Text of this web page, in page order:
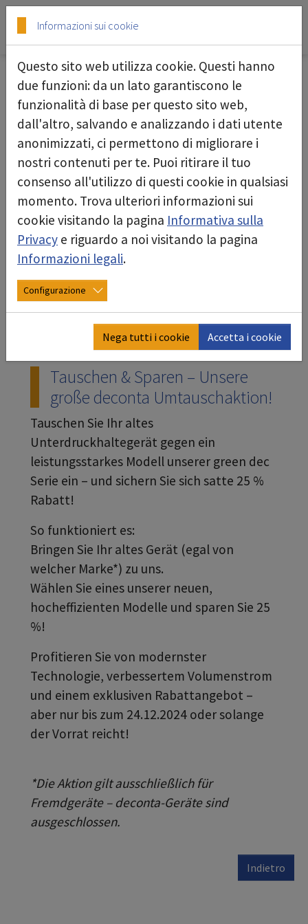
Skip to main content
Skip to page footer
24/12/2024
Tauschen & Sparen – Unsere
große deconta Umtauschaktion!
Tauschen Sie Ihr altes
Unterdruckhaltegerät gegen ein
leistungsstarkes Modell unserer green dec
Serie ein – und sichern Sie sich satte 25 %
Rabatt!
So funktioniert es:
Bringen Sie Ihr altes Gerät (egal von
welcher Marke*) zu uns.
Wählen Sie eines unserer neuen,
hocheffizienten Modelle und sparen Sie 25
%!
Profitieren Sie von modernster
Technologie, verbessertem Volumenstrom
und einem exklusiven Rabattangebot –
aber nur bis zum 24.12.2024 oder solange
der Vorrat reicht!
*Die Aktion gilt ausschließlich für
Fremdgeräte – deconta-Geräte sind
ausgeschlossen.
Indietro
Informazioni sui cookie
Questo sito web utilizza cookie. Questi hanno
due funzioni: da un lato garantiscono le
funzionalità di base per questo sito web,
dall'altro, salvando e analizzando i dati utente
anonimizzati, ci permettono di migliorare i
nostri contenuti per te. Puoi ritirare il tuo
consenso all'utilizzo di questi cookie in qualsiasi
momento. Trova ulteriori informazioni sui
cookie visitando la pagina Informativa sulla
Privacy e riguardo a noi visitando la pagina
Informazioni legali.
Configurazione
Nega tutti i cookie Accetta i cookie